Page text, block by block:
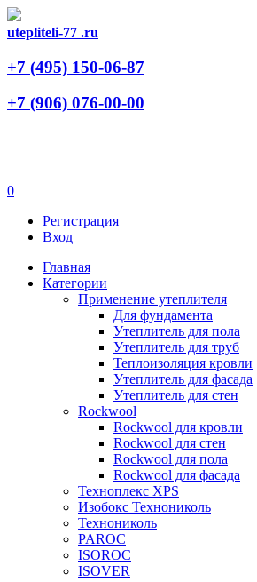
utepliteli-77 .ru
+7 (495) 150-06-87
+7 (906) 076-00-00
0
Регистрация
Вход
Главная
Категории
Применение утеплителя
Для фундамента
Утеплитель для пола
Утеплитель для труб
Теплоизоляция кровли
Утеплитель для фасада
Утеплитель для стен
Rockwool
Rockwool для кровли
Rockwool для стен
Rockwool для пола
Rockwool для фасада
Техноплекс XPS
Изобокс Технониколь
Технониколь
PAROC
ISOROC
ISOVER